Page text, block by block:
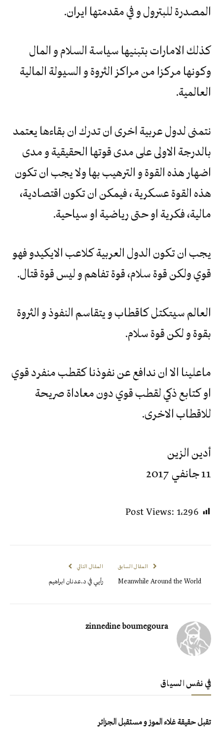
المصدرة للبترول و في مقدمتها ايران.
كذلك الامارات بتبنيها سياسة السلام و المال
وكونها مركزا من مراكز الثروة و السيولة المالية
العالمية.
نتمنى لدول عربية اخرى ان تدرك ان بقاءها يعتمد
بالدرجة الاولى على مدى قوتها الحقيقية و مدى
اضهار هذه القوة و الترهيب بها ولا يجب ان تكون
هذه القوة عسكرية ، فيمكن ان تكون اقتصادية،
مالية، فكرية او حتى رياضية او سياحية.
يجب ان تكون الدول العربية كلاعب الايكيدو فهو
قوي ولكن قوة سلام، قوة تفاهم و ليس قوة قتال.
العالم سيتكتل كاقطاب و يتقاسم النفوذ و الثروة
بقوة و لكن قوة سلام.
ماعلينا الا ان ندافع عن نفوذنا كقطب منفرد قوي
او كتابع ذكي لقطب قوي دون معاداة صريحة
للاقطاب الاخرى.
أدين الزين
11 جانفي 2017
Post Views:1٬296
المقال السابق
Meanwhile Around the World
المقال التالي
رأيي في د.عدنان ابراهيم
zinnedine boumegoura
في نفس السياق
تقبل حقيقة غلاء الموز و مستقبل الجزائر